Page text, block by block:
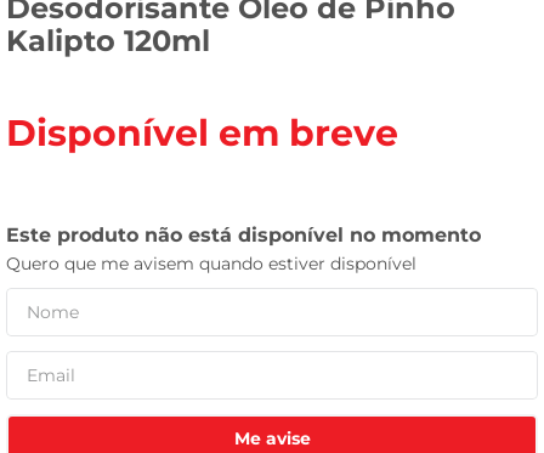
Desodorisante Óleo de Pinho
Kalipto 120ml
Disponível em breve
Me avise
café
cerveja
leite
celular